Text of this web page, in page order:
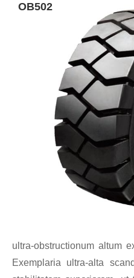
OB502
ultra-obstructionum altum
Exemplaria ultra-alta